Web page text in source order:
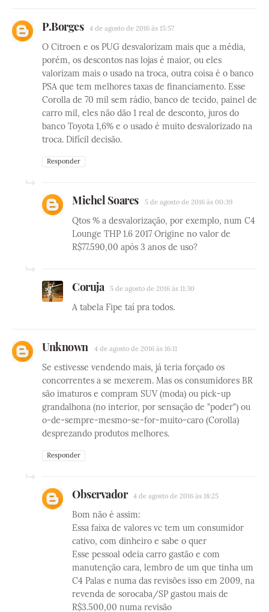
P.Borges 4 de agosto de 2016 às 15:57
O Citroen e os PUG desvalorizam mais que a média,
porém, os descontos nas lojas é maior, ou eles
valorizam mais o usado na troca, outra coisa é o banco
PSA que tem melhores taxas de financiamento. Esse
Corolla de 70 mil sem rádio, banco de tecido, painel de
carro mil, eles não dão 1 real de desconto, juros do
banco Toyota 1,6% e o usado é muito desvalorizado na
troca. Difícil decisão.
Responder
Michel Soares 5 de agosto de 2016 às 00:39
Qtos % a desvalorização, por exemplo, num C4
Lounge THP 1.6 2017 Origine no valor de
R$77.590,00 após 3 anos de uso?
Coruja 5 de agosto de 2016 às 11:30
A tabela Fipe taí pra todos.
Unknown 4 de agosto de 2016 às 16:11
Se estivesse vendendo mais, já teria forçado os
concorrentes a se mexerem. Mas os consumidores BR
são imaturos e compram SUV (moda) ou pick-up
grandalhona (no interior, por sensação de "poder") ou
o-de-sempre-mesmo-se-for-muito-caro (Corolla)
desprezando produtos melhores.
Responder
Observador 4 de agosto de 2016 às 18:25
Bom não é assim:
Essa faixa de valores vc tem um consumidor
cativo, com dinheiro e sabe o quer
Esse pessoal odeia carro gastão e com
manutenção cara, lembro de um que tinha um
C4 Palas e numa das revisões isso em 2009, na
revenda de sorocaba/SP gastou mais de
R$3.500,00 numa revisão